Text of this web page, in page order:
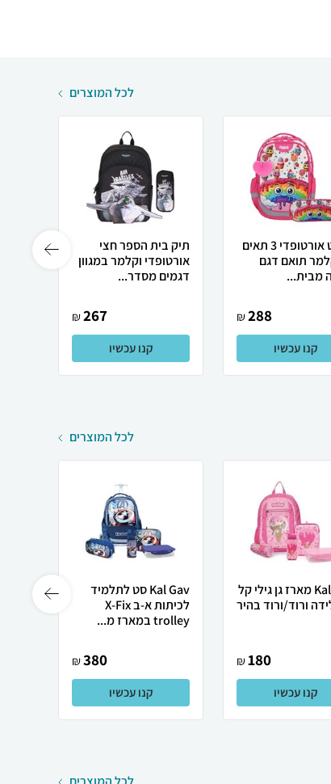
לכל המוצרים
ילקוט אורטופדי 3 תאים
תואם דגם
מבית...
288
₪
קנו עכשיו
תיק בית הספר חצי
אורטופדי וקלמר במגוון
דגמים מסדר...
267
₪
קנו עכשיו
לכל המוצרים
Kal Gav מארז גן גילי קל
ורוד/ורוד בהיר
180
₪
קנו עכשיו
Kal Gav סט לתלמיד
לכיתות א-ב X-Fix
trolley במארז מ...
380
₪
קנו עכשיו